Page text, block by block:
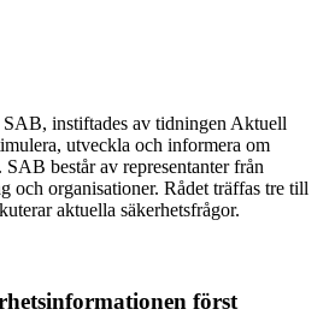
instiftades av tidningen Aktuell
utveckla och informera om
SAB består av representanter från
och organisationer. Rådet träffas tre till
aktuella säkerhetsfrågor.
först